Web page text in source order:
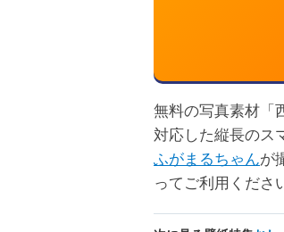
無料の写真素材「
対応した縦長のス
ふがまるちゃんが
ってご利用くださ